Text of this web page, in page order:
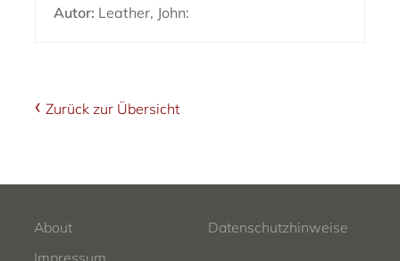
Autor: Leather, John:
Zurück zur Übersicht
About
Datenschutzhinweise